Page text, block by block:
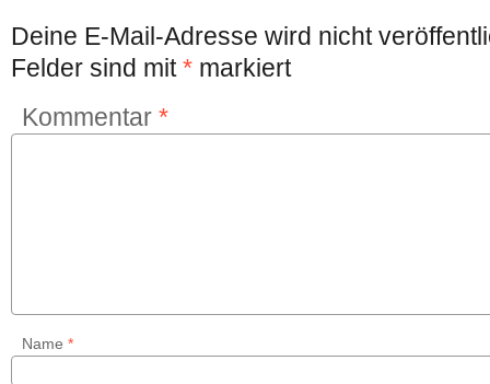
Deine E-Mail-Adresse wird nicht
Felder sind mit* markiert
Kommentar *
Name *